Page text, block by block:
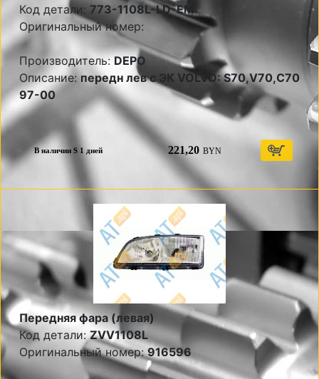
Код детали:773-1108L-LD-EM
Оригинальный номер:
Производитель: DEPO
Описание:передн лев с ЭК VOLVO: S70,V70,C70
97-00
В наличии S 1 дней 221,20 BYN
Передняя фара (левая)
Код детали:ZVV1108L
Оригинальный номер:916596